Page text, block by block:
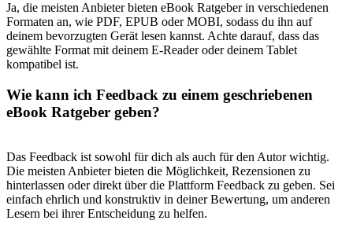
Ja, die meisten Anbieter‍ bieten⁢ eBook ⁣Ratgeber‍ in ‌verschiedenen
Formaten ⁣an, wie PDF, EPUB⁤ oder ⁣MOBI,⁤ sodass du‍ ihn auf
deinem bevorzugten​ Gerät ⁢lesen kannst. Achte darauf, ‌dass das​
gewählte Format‍ mit deinem‌ E-Reader oder deinem Tablet
kompatibel ⁢ist.
Wie kann⁣ ich Feedback zu einem ⁣geschriebenen​
eBook Ratgeber geben?
Das ⁤Feedback ist sowohl für dich als ⁢auch für den ⁢Autor wichtig.
Die meisten Anbieter ‌bieten die Möglichkeit, Rezensionen zu
hinterlassen oder direkt über die⁢ Plattform‌ Feedback zu geben. Sei
einfach ehrlich und konstruktiv⁤ in ⁢deiner ‌Bewertung, um‍ anderen
Lesern bei ihrer Entscheidung zu⁣ helfen.